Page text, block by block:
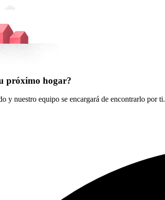
próximo hogar?
y nuestro equipo se encargará de encontrarlo por ti.